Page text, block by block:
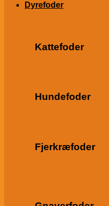
Dyrefoder
Kattefoder
Hundefoder
Fjerkræfoder